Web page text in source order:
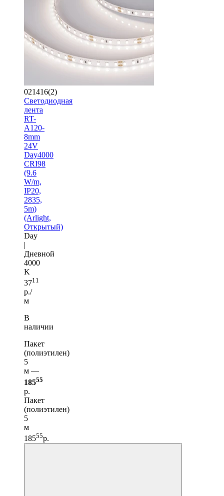
021416(2)
Светодиодная
лента
RT-
A120-
8mm
24V
Day4000
CRI98
(9.6
W/m,
IP20,
2835,
5m)
(Arlight,
Открытый)
Day
|
Дневной
4000
K
3711
р./
м
В
наличии
Пакет
(полиэтилен)
5
м —
18555
р.
Пакет
(полиэтилен)
5
м
18555р.